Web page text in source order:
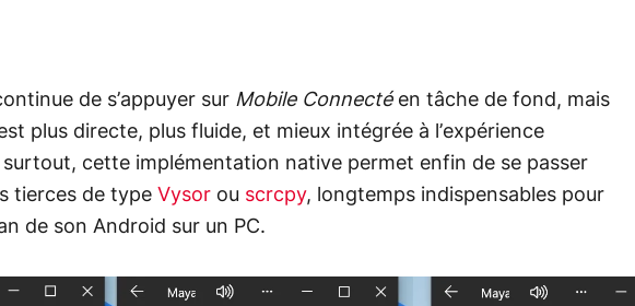
de s’appuyer sur Mobile Connectéen tâche de fond, mais
plus directe, plus fluide, et mieux intégrée à l’expérience
surtout, cette implémentation native permet enfin de se passer
tierces de type Vysor ou scrcpy, longtemps indispensables pour
de son Android sur un PC.